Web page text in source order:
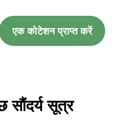
एक कोटेशन प्राप्त करें
सौंदर्य सूत्र